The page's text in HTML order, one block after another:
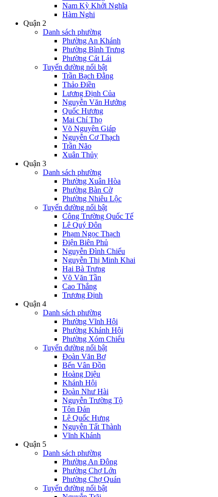
Nam Kỳ Khởi Nghĩa
Hàm Nghi
Quận 2
Danh sách phường
Phường An Khánh
Phường Bình Trưng
Phường Cát Lái
Tuyến đường nổi bật
Trần Bạch Đằng
Thảo Điền
Lương Định Của
Nguyễn Văn Hưởng
Quốc Hương
Mai Chí Thọ
Võ Nguyên Giáp
Nguyễn Cơ Thạch
Trần Não
Xuân Thủy
Quận 3
Danh sách phường
Phường Xuân Hòa
Phường Bàn Cờ
Phường Nhiêu Lộc
Tuyến đường nổi bật
Công Trường Quốc Tế
Lê Quý Đôn
Phạm Ngọc Thạch
Điện Biên Phủ
Nguyễn Đình Chiểu
Nguyễn Thị Minh Khai
Hai Bà Trưng
Võ Văn Tần
Cao Thắng
Trương Định
Quận 4
Danh sách phường
Phường Vĩnh Hội
Phường Khánh Hội
Phường Xóm Chiếu
Tuyến đường nổi bật
Đoàn Văn Bơ
Bến Vân Đồn
Hoàng Diệu
Khánh Hội
Đoàn Như Hài
Nguyễn Trường Tộ
Tôn Đản
Lê Quốc Hưng
Nguyễn Tất Thành
Vĩnh Khánh
Quận 5
Danh sách phường
Phường An Đông
Phường Chợ Lớn
Phường Chợ Quán
Tuyến đường nổi bật